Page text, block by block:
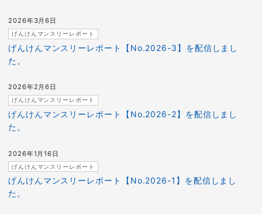
げんけんマンスリーレポート【No.2026-3】を配信しまし
た。
げんけんマンスリーレポート
2026年3月6日
げんけんマンスリーレポート【No.2026-2】を配信しまし
た。
げんけんマンスリーレポート
2026年2月6日
げんけんマンスリーレポート【No.2026-1】を配信しまし
た。
げんけんマンスリーレポート
2026年1月16日